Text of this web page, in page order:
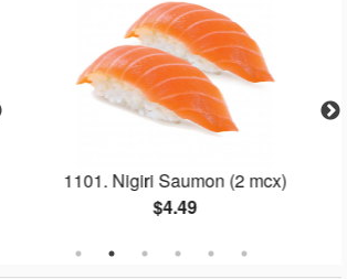
1101. Nigiri Saumon (2 mcx)
$4.49